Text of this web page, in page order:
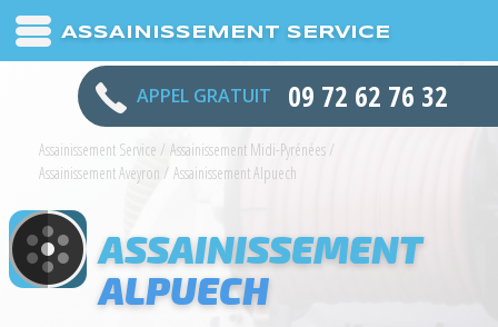
ASSAINISSEMENT SERVICE
APPEL GRATUIT 09 72 62 76 32
Assainissement Service / Assainissement Midi-Pyrénées /
Assainissement Aveyron / Assainissement Alpuech
ASSAINISSEMENT
ALPUECH